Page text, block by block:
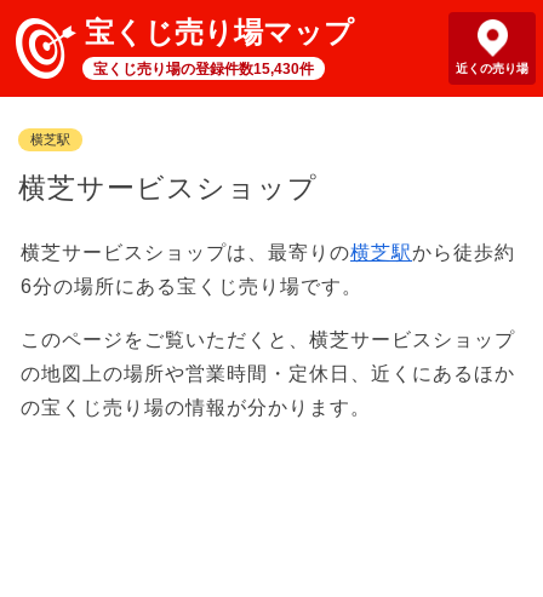
宝くじ売り場マップ
宝くじ売り場の登録件数15,430件 近くの売り場
横芝駅
横芝サービスショップ
横芝サービスショップは、最寄りの横芝駅から徒歩約
6分の場所にある宝くじ売り場です。
このページをご覧いただくと、横芝サービスショップ
の地図上の場所や営業時間・定休日、近くにあるほか
の宝くじ売り場の情報が分かります。